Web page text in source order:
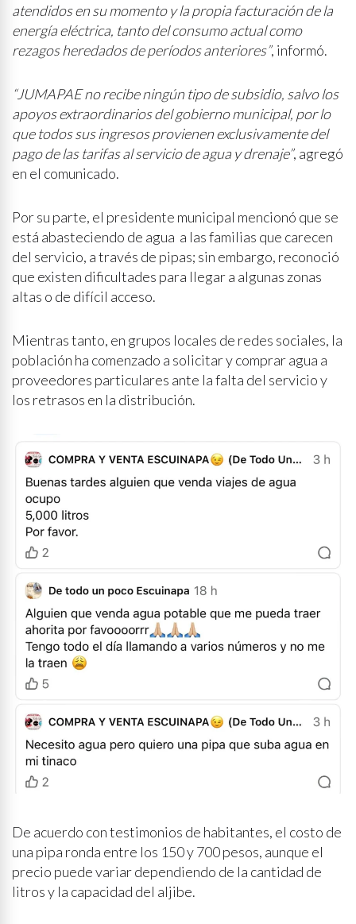
atendidos en su momento y la propia facturación de la
energía eléctrica, tanto del consumo actual como
rezagos heredados de períodos anteriores”, informó.
“JUMAPAE no recibe ningún tipo de subsidio, salvo los
apoyos extraordinarios del gobierno municipal, por lo
que todos sus ingresos provienen exclusivamente del
pago de las tarifas al servicio de agua y drenaje”, agregó
en el comunicado.
Por su parte, el presidente municipal mencionó que se
está abasteciendo de agua a las familias que carecen
del servicio, a través de pipas; sin embargo, reconoció
que existen dificultades para llegar a algunas zonas
altas o de difícil acceso.
Mientras tanto, en grupos locales de redes sociales, la
población ha comenzado a solicitar y comprar agua a
proveedores particulares ante la falta del servicio y
los retrasos en la distribución.
De acuerdo con testimonios de habitantes, el costo de
una pipa ronda entre los 150 y 700 pesos, aunque el
precio puede variar dependiendo de la cantidad de
litros y la capacidad del aljibe.